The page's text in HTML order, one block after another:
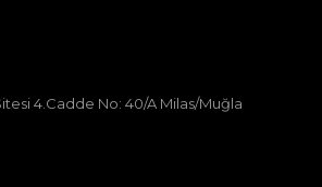
4.Cadde No: 40/A Milas/Muğla